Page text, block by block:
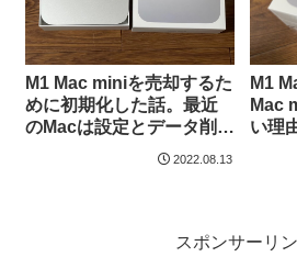
M1 Mac miniを売却するた
めに初期化した話。最近
のMacは設定とデータ削除
をmacOS上から実施でき
2022.08.13
M1
Mac
い理
に回
スポンサーリ